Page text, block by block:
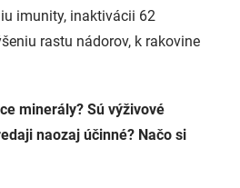
imunity, inaktivácii 62
rastu nádorov, k rakovine
minerály? Sú výživové
naozaj účinné? Načo si